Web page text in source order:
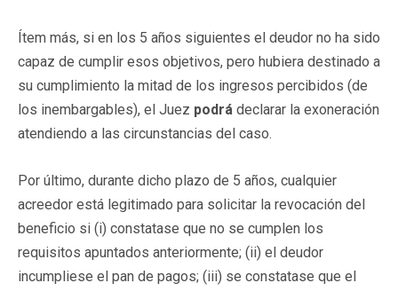
Ítem más, si en los 5 años siguientes el deudor no ha sido
capaz de cumplir esos objetivos, pero hubiera destinado a
su cumplimiento la mitad de los ingresos percibidos (de
los inembargables), el Juez podrá declarar la exoneración
atendiendo a las circunstancias del caso.
Por último, durante dicho plazo de 5 años, cualquier
acreedor está legitimado para solicitar la revocación del
beneficio si (i) constatase que no se cumplen los
requisitos apuntados anteriormente; (ii) el deudor
incumpliese el pan de pagos; (iii) se constatase que el